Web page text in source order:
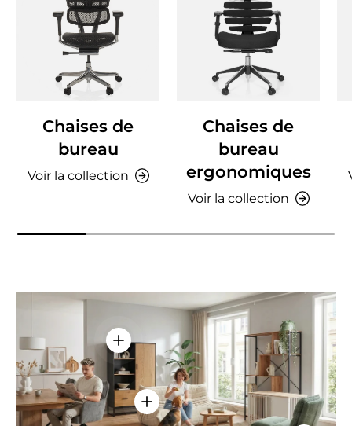
Chaises de
bureau
Voir la collection
Chaises de
bureau
ergonomiques
Voir la collection
Voir les détails - AMIO H - Armoire de
Voir les détails